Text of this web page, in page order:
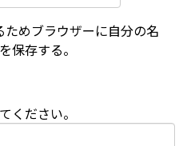
めブラウザーに自分の名
保存する。
ください。